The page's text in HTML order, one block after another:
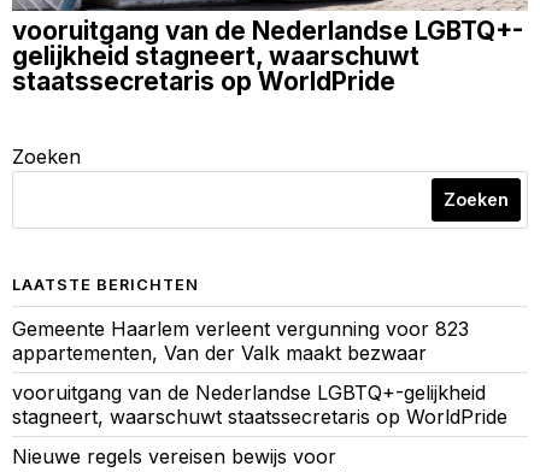
vooruitgang van de Nederlandse LGBTQ+-
gelijkheid stagneert, waarschuwt
staatssecretaris op WorldPride
Zoeken
Zoeken
LAATSTE BERICHTEN
Gemeente Haarlem verleent vergunning voor 823
appartementen, Van der Valk maakt bezwaar
vooruitgang van de Nederlandse LGBTQ+-gelijkheid
stagneert, waarschuwt staatssecretaris op WorldPride
Nieuwe regels vereisen bewijs voor